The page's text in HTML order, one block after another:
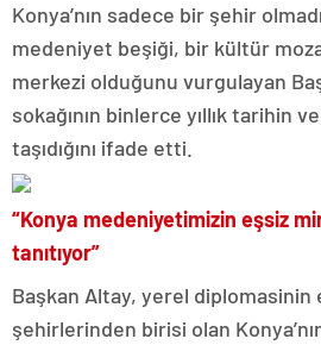
Konya’nın sadece bir şehir
medeniyet beşiği, bir kültür
merkezi olduğunu vurgulayan
sokağının binlerce yıllık tarihin
taşıdığını ifade etti.
“Konya medeniyetimizin eşsiz
tanıtıyor”
Başkan Altay, yerel diplomasinin
şehirlerinden birisi olan